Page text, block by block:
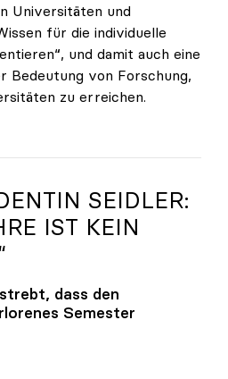
Universitäten und
für die individuelle
und damit auch eine
Bedeutung von Forschung,
zu erreichen.
von Österreichs
SEIDLER:
IST KEIN
dass den
Semester